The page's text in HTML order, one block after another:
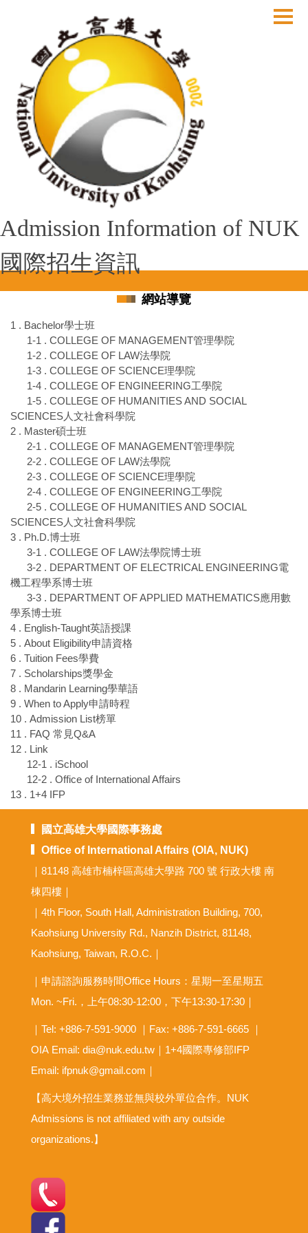
Admission Information of NUK
國際招生資訊
網站導覽
1 . Bachelor學士班
1-1 . COLLEGE OF MANAGEMENT管理學院
1-2 . COLLEGE OF LAW法學院
1-3 . COLLEGE OF SCIENCE理學院
1-4 . COLLEGE OF ENGINEERING工學院
1-5 . COLLEGE OF HUMANITIES AND SOCIAL
SCIENCES人文社會科學院
2 . Master碩士班
2-1 . COLLEGE OF MANAGEMENT管理學院
2-2 . COLLEGE OF LAW法學院
2-3 . COLLEGE OF SCIENCE理學院
2-4 . COLLEGE OF ENGINEERING工學院
2-5 . COLLEGE OF HUMANITIES AND SOCIAL
SCIENCES人文社會科學院
3 . Ph.D.博士班
3-1 . COLLEGE OF LAW法學院博士班
3-2 . DEPARTMENT OF ELECTRICAL ENGINEERING電
機工程學系博士班
3-3 . DEPARTMENT OF APPLIED MATHEMATICS應用數
學系博士班
4 . English-Taught英語授課
5 . About Eligibility申請資格
6 . Tuition Fees學費
7 . Scholarships獎學金
8 . Mandarin Learning學華語
9 . When to Apply申請時程
10 . Admission List榜單
11 . FAQ 常見Q&A
12 . Link
12-1 . iSchool
12-2 . Office of International Affairs
13 . 1+4 IFP
國立高雄大學國際事務處
Office of International Affairs (OIA, NUK)
｜81148 高雄市楠梓區高雄大學路 700 號 行政大樓 南
棟四樓｜
｜4th Floor, South Hall, Administration Building, 700,
Kaohsiung University Rd., Nanzih District, 81148,
Kaohsiung, Taiwan, R.O.C.｜
｜申請諮詢服務時間Office Hours：星期一至星期五
Mon. ~Fri.，上午08:30-12:00，下午13:30-17:30｜
｜Tel: +886-7-591-9000 ｜Fax: +886-7-591-6665 ｜
OIA Email: dia@nuk.edu.tw ｜1+4國際專修部IFP
Email: ifpnuk@gmail.com｜
【高大境外招生業務並無與校外單位合作。NUK
Admissions is not affiliated with any outside
organizations.】